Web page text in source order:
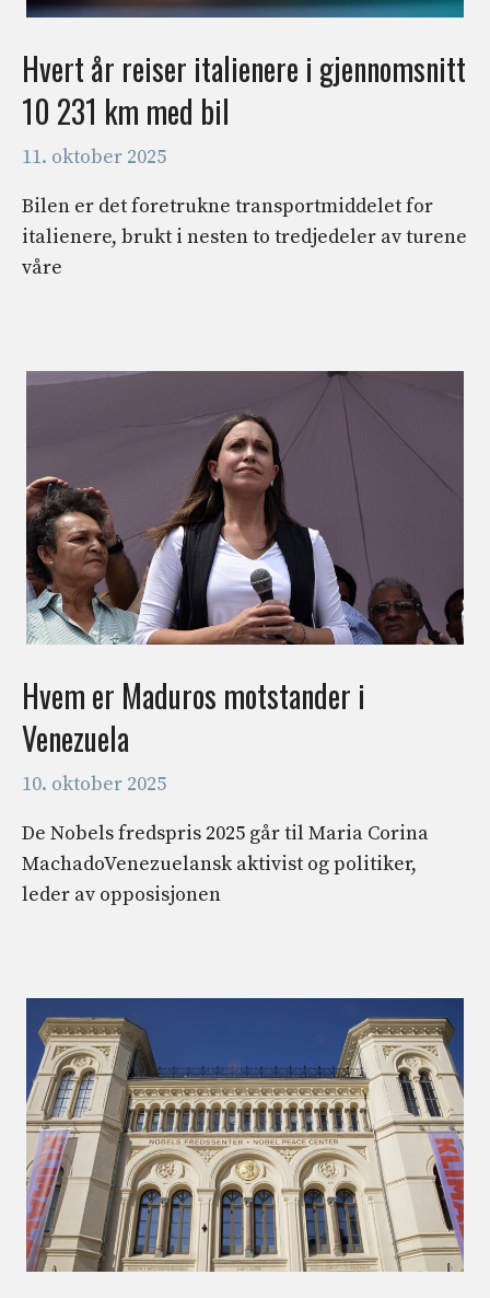
Hvert år reiser italienere i gjennomsnitt
10 231 km med bil
11. oktober 2025
Bilen er det foretrukne transportmiddelet for
italienere, brukt i nesten to tredjedeler av turene
våre
Hvem er Maduros motstander i
Venezuela
10. oktober 2025
De Nobels fredspris 2025 går til Maria Corina
MachadoVenezuelansk aktivist og politiker,
leder av opposisjonen